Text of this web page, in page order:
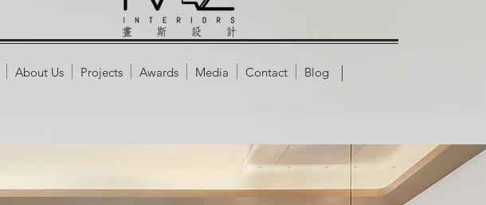
About Us Projects Awards Media Contact Blog